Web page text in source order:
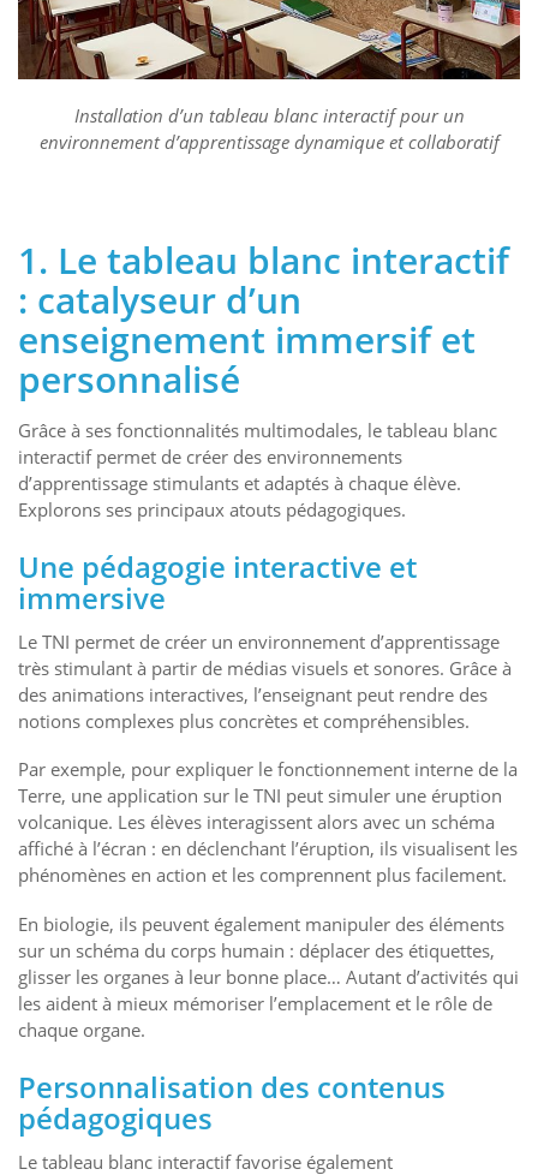
Installation d’un tableau blanc interactif pour un
environnement d’apprentissage dynamique et collaboratif
1. Le tableau blanc interactif
: catalyseur d’un
enseignement immersif et
personnalisé
Grâce à ses fonctionnalités multimodales, le tableau blanc
interactif permet de créer des environnements
d’apprentissage stimulants et adaptés à chaque élève.
Explorons ses principaux atouts pédagogiques.
Une pédagogie interactive et
immersive
Le TNI permet de créer un environnement d’apprentissage
très stimulant à partir de médias visuels et sonores. Grâce à
des animations interactives, l’enseignant peut rendre des
notions complexes plus concrètes et compréhensibles.
Par exemple, pour expliquer le fonctionnement interne de la
Terre, une application sur le TNI peut simuler une éruption
volcanique. Les élèves interagissent alors avec un schéma
affiché à l’écran : en déclenchant l’éruption, ils visualisent les
phénomènes en action et les comprennent plus facilement.
En biologie, ils peuvent également manipuler des éléments
sur un schéma du corps humain : déplacer des étiquettes,
glisser les organes à leur bonne place… Autant d’activités qui
les aident à mieux mémoriser l’emplacement et le rôle de
chaque organe.
Personnalisation des contenus
pédagogiques
Le tableau blanc interactif favorise également